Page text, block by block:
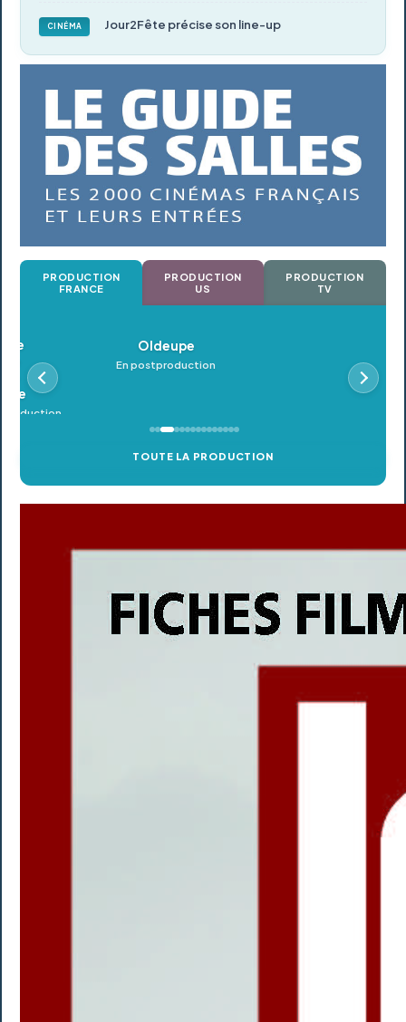
CINÉMA Jour2Fête précise son line-up
PRODUCTION
FRANCE
PRODUCTION
US
PRODUCTION
TV
Oldeupe
En postproduction
TOUTE LA PRODUCTION